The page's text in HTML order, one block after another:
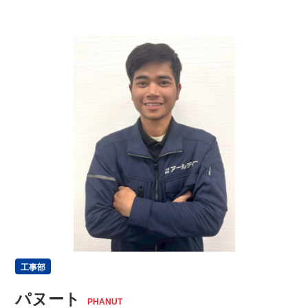
工事部
パヌート PHANUT